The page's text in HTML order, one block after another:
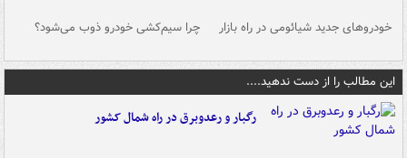
خودروهای جدید شیائومی در راه بازار چرا سیم‌کشی خودرو ذوب می‌شود؟
این مطالب را از دست ندهید....
رگبار و رعدوبرق در راه شمال کشور